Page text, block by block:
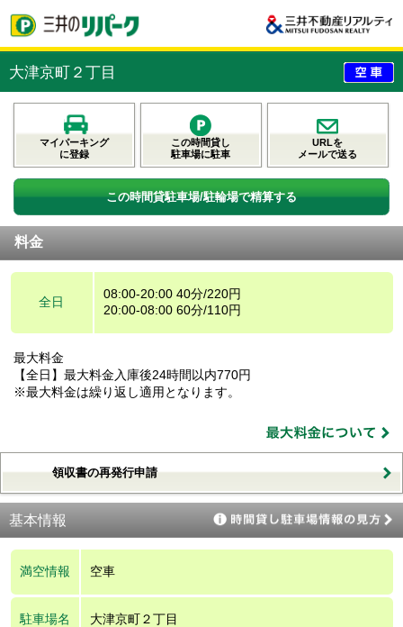
大津京町２丁目
マイパーキング
に登録
この時間貸し
駐車場に駐車
URLを
メールで送る
この時間貸駐車場/駐輪場で精算する
料金
全日
08:00-20:00 40分/220円
20:00-08:00 60分/110円
最大料金
【全日】最大料金入庫後24時間以内770円
※最大料金は繰り返し適用となります。
領収書の再発行申請
基本情報
満空情報 空車
駐車場名 大津京町２丁目